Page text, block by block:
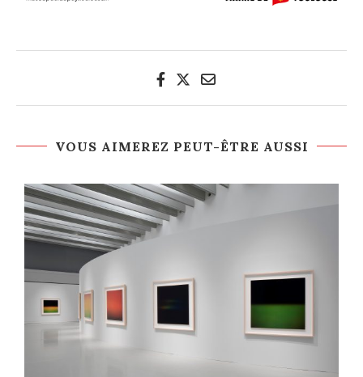
VOUS AIMEREZ PEUT-ÊTRE AUSSI